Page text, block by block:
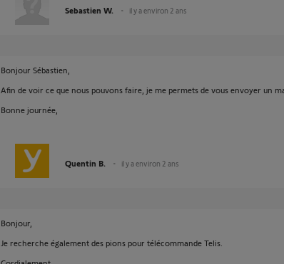
Sebastien W. il y a environ 2 ans
Bonjour Sébastien,
Afin de voir ce que nous pouvons faire, je me permets de vous envoyer un
Bonne journée,
Quentin B. il y a environ 2 ans
Bonjour,
Je recherche également des pions pour télécommande Telis.